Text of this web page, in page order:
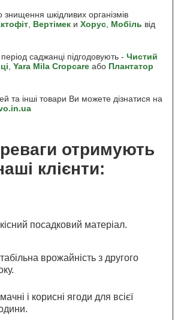
шкідливих організмів
фіт Вертімек и Хорус Мобіль від
саджанці підгодовують - Чистий
Yara Mila Cropcare або Плантатор
та інші товари Ви можете дізнатися на
отримують
клієнти:
посадковий матеріал.
врожайність з другого
і корисні ягоди для всієї